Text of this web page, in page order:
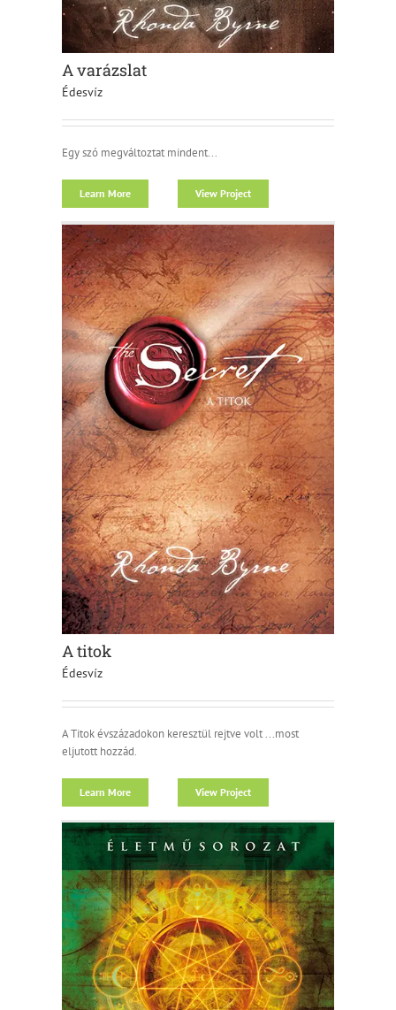
A varázslat
Édesvíz
Egy szó megváltoztat mindent...
Learn More View Project
A titok
Édesvíz
A Titok évszázadokon keresztül rejtve volt ...most
eljutott hozzád.
Learn More View Project